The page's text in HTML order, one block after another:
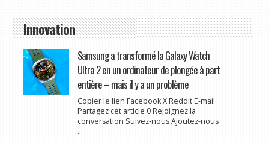
Innovation
Samsung a transformé la Galaxy Watch
Ultra 2 en un ordinateur de plongée à part
entière – mais il y a un problème
Copier le lien Facebook X Reddit E-mail
Partagez cet article 0 Rejoignez la
conversation Suivez-nous Ajoutez-nous
...